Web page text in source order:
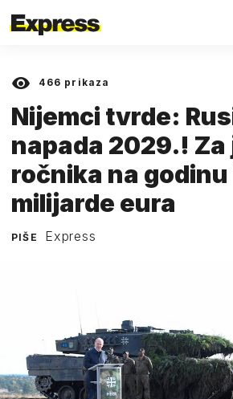
466 prikaza
Nijemci tvrde:
napada 2029.!
ročnika na godinu
milijarde eura
PIŠE Express